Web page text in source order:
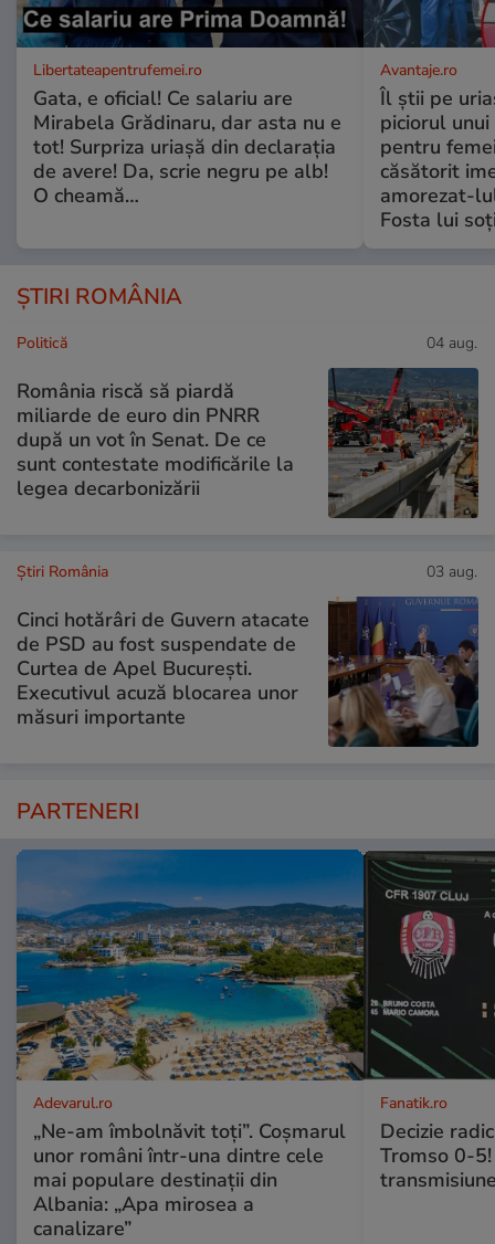
Libertateapentrufemei.ro
Gata, e oficial! Ce salariu are
Mirabela Grădinaru, dar asta nu e
tot! Surpriza uriașă din declarația
de avere! Da, scrie negru pe alb!
O cheamă…
Avantaje.ro
Îl știi pe
piciorul
pentru
căsătorit
amorezat-
Fosta lui
ȘTIRI ROMÂNIA
Politică 04 aug.
România riscă să piardă
miliarde de euro din PNRR
după un vot în Senat. De ce
sunt contestate modificările la
legea decarbonizării
Știri România 03 aug.
Cinci hotărâri de Guvern atacate
de PSD au fost suspendate de
Curtea de Apel București.
Executivul acuză blocarea unor
măsuri importante
PARTENERI
Adevarul.ro
„Ne-am îmbolnăvit toți”. Coșmarul
unor români într-una dintre cele
mai populare destinații din
Albania: „Apa mirosea a
canalizare”
Fanatik.ro
Decizie
Tromso 0-